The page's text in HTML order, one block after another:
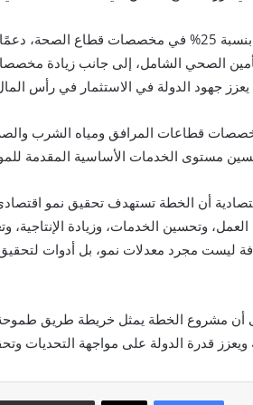
وأضاف أن الخطة تتضمن زيادة بنسبة 25% في
قطاعات المرافق ومياه الشرب
أن الخطة تستهدف تحقيق نمو
وتحسين الخدمات، وزيادة الإنتاجية،
ليست مجرد معدلات نمو، بل أدوات
أن مشروع الخطة يمثل خريطة طريق
قدرة الدولة على مواجهة التحديات